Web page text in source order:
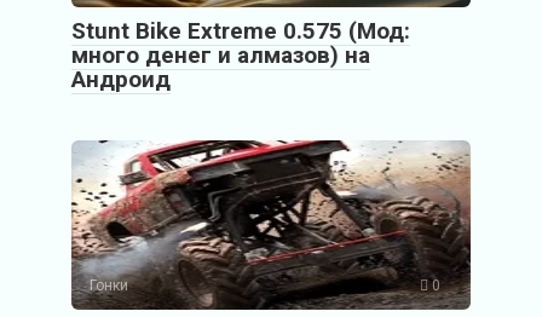
Stunt Bike Extreme 0.575 (Мод:
много денег и алмазов) на
Андроид
Гонки 0